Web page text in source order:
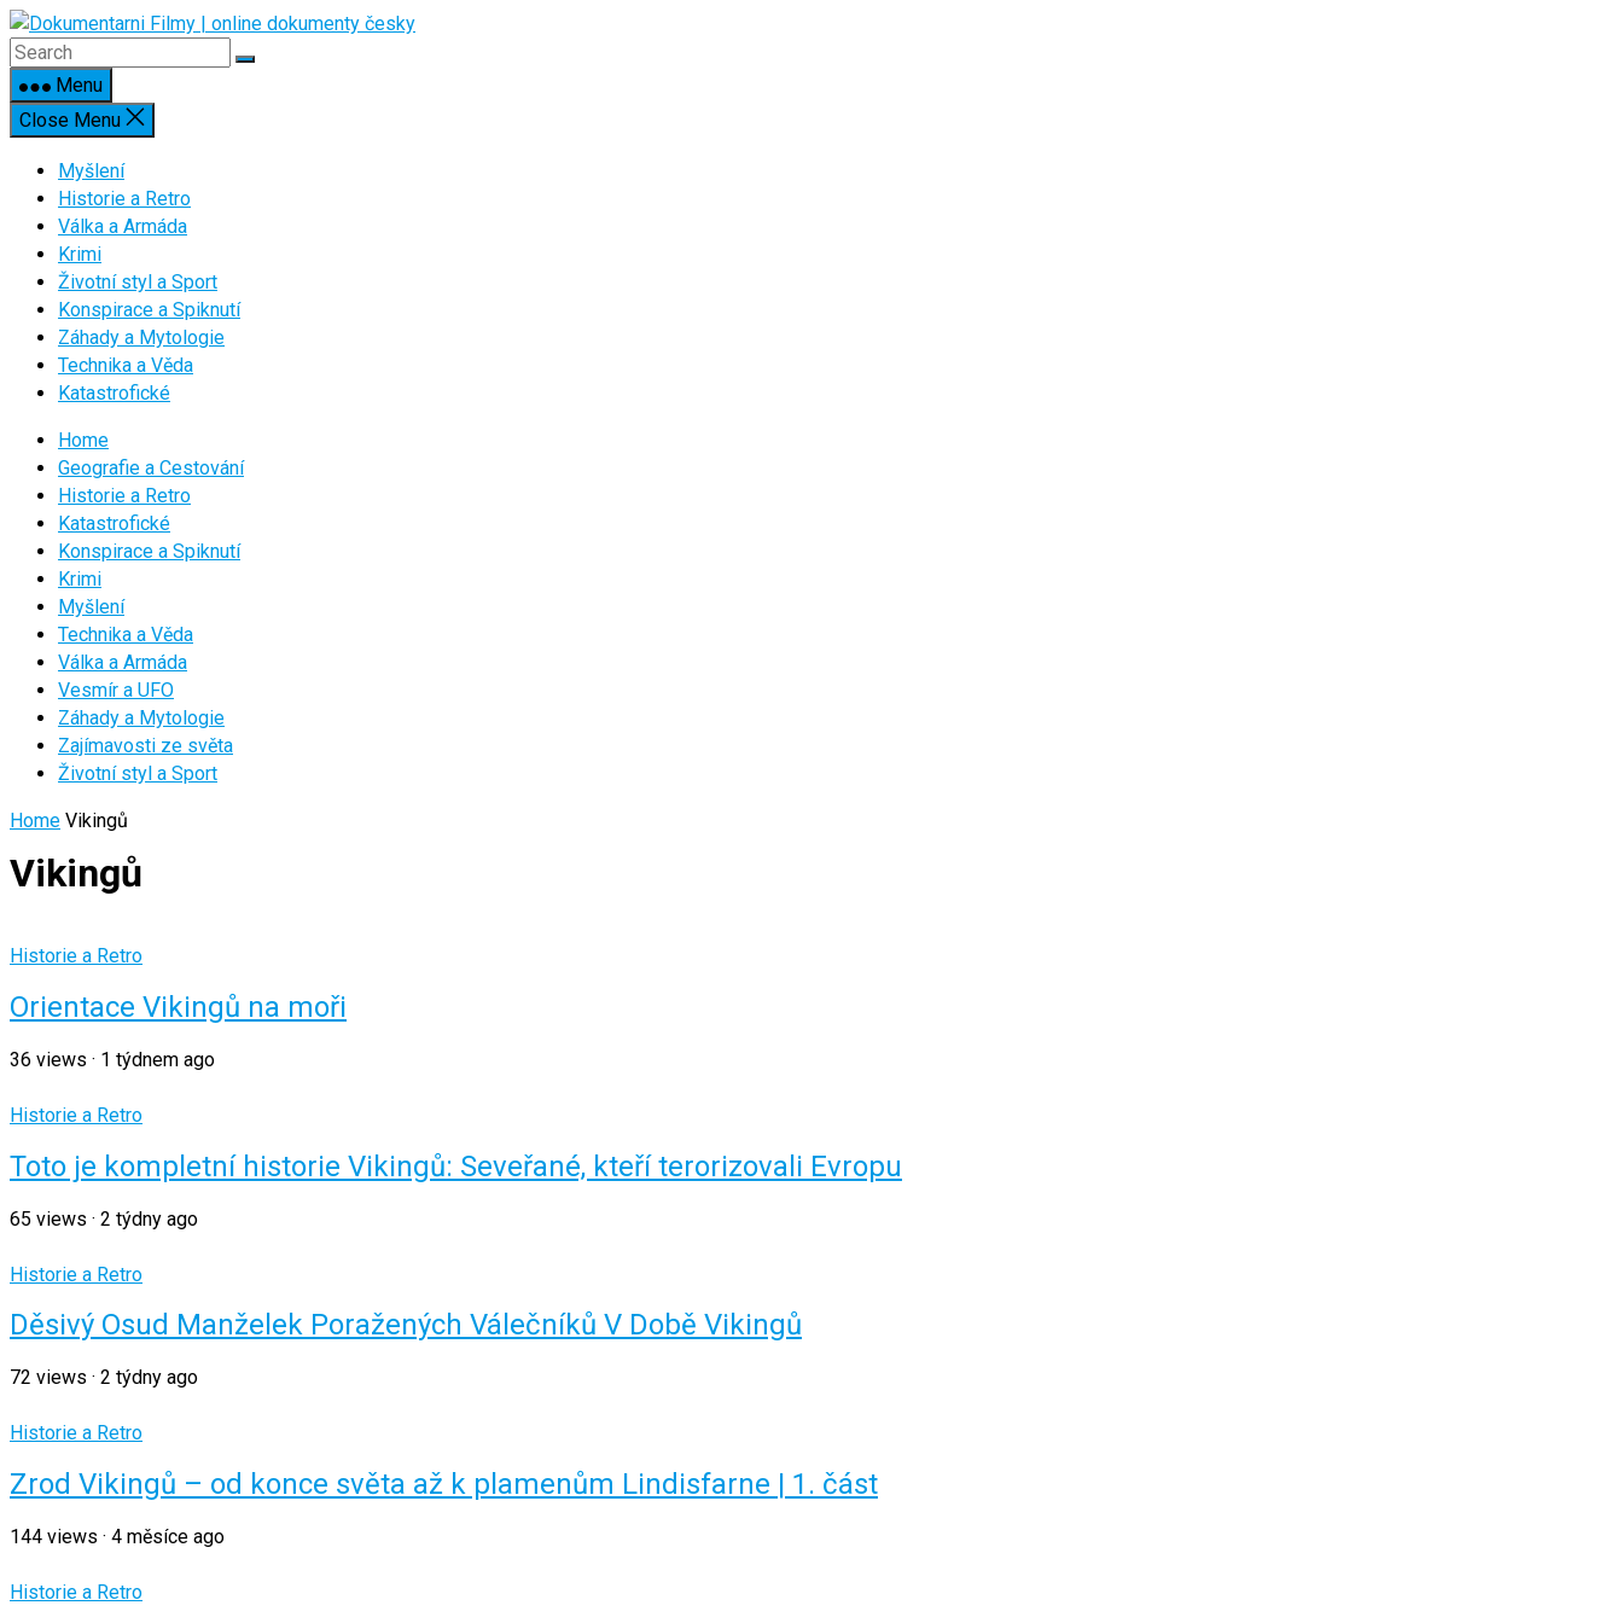
Skip
to
contentMenu
Close Menu
Myšlení
Historie a Retro
Válka a Armáda
Krimi
Životní styl a Sport
Konspirace a Spiknutí
Záhady a Mytologie
Technika a Věda
Katastrofické
Home
Geografie a Cestování
Historie a Retro
Katastrofické
Konspirace a Spiknutí
Krimi
Myšlení
Technika a Věda
Válka a Armáda
Vesmír a UFO
Záhady a Mytologie
Zajímavosti ze světa
Životní styl a Sport
Home Vikingů
Vikingů
Historie a Retro
Orientace Vikingů na moři
36 views · 1 týdnem ago
Historie a Retro
Toto je kompletní historie Vikingů: Seveřané, kteří terorizovali Evropu
65 views · 2 týdny ago
Historie a Retro
Děsivý Osud Manželek Poražených Válečníků V Době Vikingů
72 views · 2 týdny ago
Historie a Retro
Zrod Vikingů – od konce světa až k plamenům Lindisfarne | 1. část
144 views · 4 měsíce ago
Historie a Retro